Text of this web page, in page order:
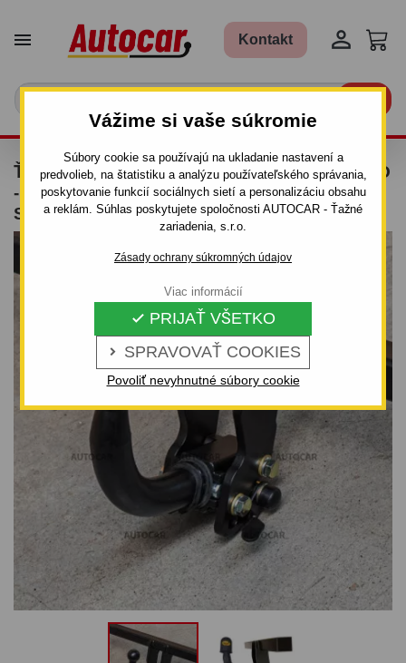
Vážime si vaše súkromie
Súbory cookie sa používajú na ukladanie nastavení a
predvolieb, na štatistiku a analýzu používateľského správania,
poskytovanie funkcií sociálnych sietí a personalizáciu obsahu
a reklám. Súhlas poskytujete spoločnosti AUTOCAR - Ťažné
zariadenia, s.r.o.
Zásady ochrany súkromných údajov
 SPRAVOVAŤ COOKIES
 PRIJAŤ VŠETKO
Povoliť nevyhnutné súbory cookie
Viac informácií
 Kontakt 
ŤAŽNÉ ZARIADENIE PRE CHEVROLET AVEO
- 3/5 DV - ODNÍMATEĽNÝ BAJONETOVÝ
SYSTÉM - OD 2002 DO 2008